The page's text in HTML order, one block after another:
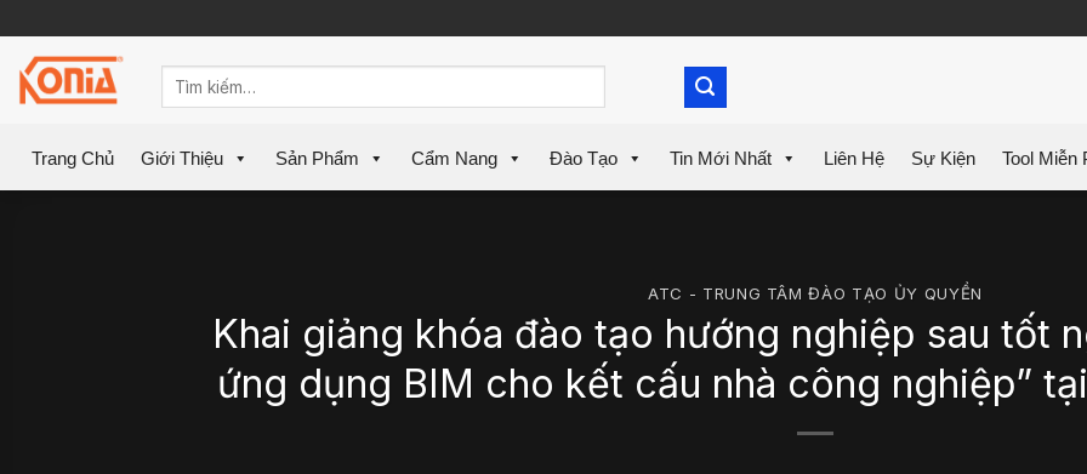
content
Trang Chủ Giới Thiệu Sản Phẩm Cẩm Nang Đào Tạo Tin Mới Nhất Liên Hệ Sự Kiện Tool Miễn
ATC - TRUNG TÂM ĐÀO TẠO ỦY QUYỀN
Khai giảng khóa đào tạo hướng nghiệp sau tốt
ứng dụng BIM cho kết cấu nhà công nghiệp”